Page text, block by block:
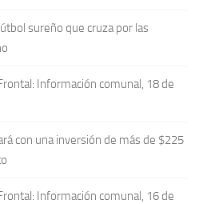
sureño que cruza por las
Información comunal, 18 de
con una inversión de más de $225
Información comunal, 16 de